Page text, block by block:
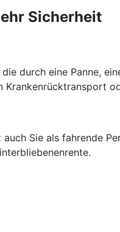
Sicherheit
durch eine Panne,
Sie als fahrende